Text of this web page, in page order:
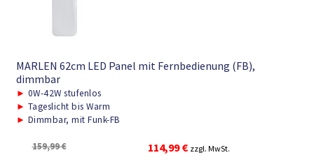
MARLEN 62cm LED Panel mit Fernbedienung (FB),
dimmbar
► 0W-42W stufenlos
► Tageslicht bis Warm
► Dimmbar, mit Funk-FB
159,99€
Ursprünglicher
114,99€Aktueller
zzgl. MwSt.